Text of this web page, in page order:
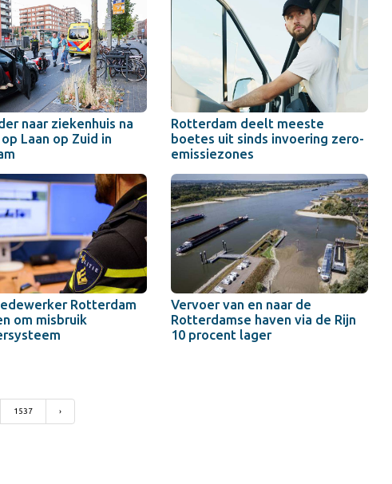
naar ziekenhuis na
Laan op Zuid in
Rotterdam deelt meeste
boetes uit sinds invoering zero-
emissiezones
Rotterdam
om misbruik
Vervoer van en naar de
Rotterdamse haven via de Rijn
10 procent lager
1537 ›